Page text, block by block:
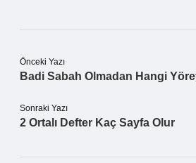
Önceki Yazı
Badi Sabah Olmadan Hangi
Sonraki Yazı
2 Ortalı Defter Kaç Sayfa Olur